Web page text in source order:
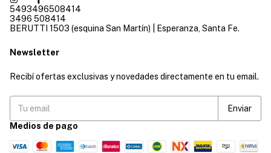
5493496508414
3496 508414
BERUTTI 1503 (esquina San Martín) | Esperanza, Santa Fe.
Newsletter
Recibí ofertas exclusivas y novedades directamente en tu email.
Medios de pago